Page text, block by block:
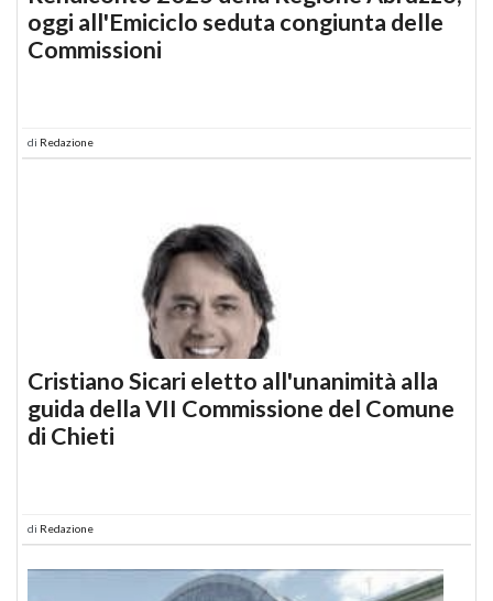
oggi all'Emiciclo seduta congiunta delle
Commissioni
di Redazione
Cristiano Sicari eletto all'unanimità alla
guida della VII Commissione del Comune
di Chieti
di Redazione